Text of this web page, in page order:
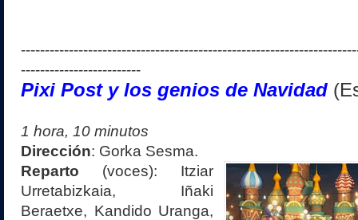
-------------------------
Pixi Post y los genios de Navidad
1 hora, 10 minutos
Dirección: Gorka Sesma.
Reparto (voces): Itziar
Urretabizkaia, Iñaki
Beraetxe, Kandido Uranga,